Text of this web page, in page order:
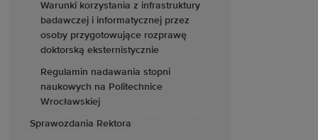
Warunki korzystania z infrastruktury
badawczej i informatycznej przez
osoby przygotowujące rozprawę
doktorską eksternistycznie
Regulamin nadawania stopni
naukowych na Politechnice
Wrocławskiej
Sprawozdania Rektora